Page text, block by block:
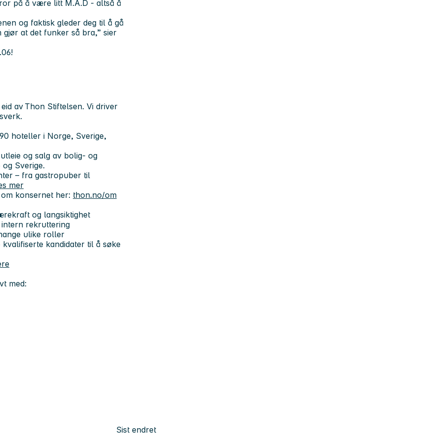
på å være litt M.A.D - altså å
og faktisk gleder deg til å gå
gjør at det funker så bra,” sier
av Thon Stiftelsen. Vi driver
hoteller i Norge, Sverige,
og salg av bolig- og
Sverige.
– fra gastropuber til
mer
konsernet her: thon.no/om
og langsiktighet
rekruttering
ulike roller
kandidater til å søke
med:
Sist endret